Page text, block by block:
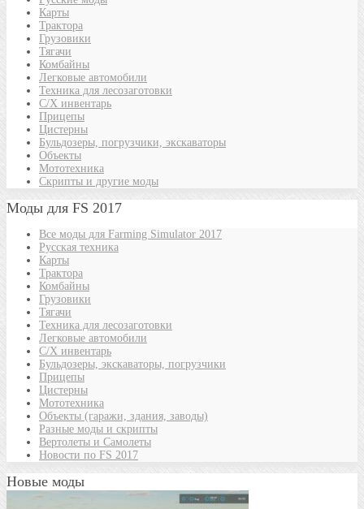
Карты
Трактора
Грузовики
Тягачи
Комбайны
Легковые автомобили
Техника для лесозаготовки
С/Х инвентарь
Прицепы
Цистерны
Бульдозеры, погрузчики, экскаваторы
Объекты
Мототехника
Скрипты и другие моды
Моды для FS 2017
Все моды для Farming Simulator 2017
Русская техника
Карты
Трактора
Комбайны
Грузовики
Тягачи
Техника для лесозаготовки
Легковые автомобили
С/Х инвентарь
Бульдозеры, экскаваторы, погрузчики
Прицепы
Цистерны
Мототехника
Объекты (гаражи, здания, заводы)
Разные моды и скрипты
Вертолеты и Самолеты
Новости по FS 2017
Новые моды